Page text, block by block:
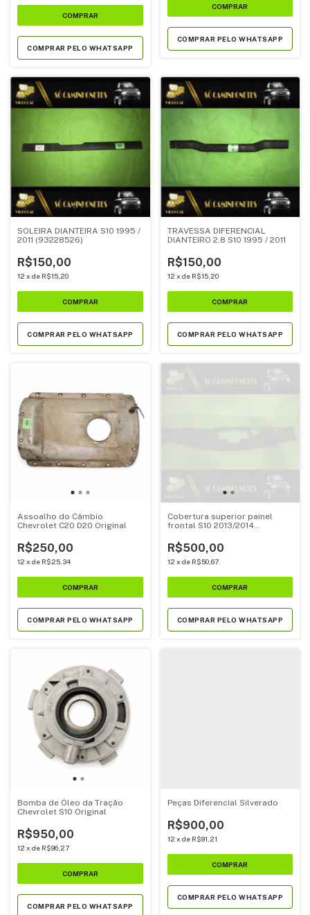
COMPRAR PELO WHATSAPP
COMPRAR PELO WHATSAPP
SOLEIRA DIANTEIRA S10 1995 /
2011 (93228526)
R$150,00
12 x de R$15,20
COMPRAR PELO WHATSAPP
TRAVESSA DIFERENCIAL
DIANTEIRO 2.8 S10 1995 / 2011
R$150,00
12 x de R$15,20
COMPRAR PELO WHATSAPP
Assoalho do Câmbio
Chevrolet C20 D20 Original
R$250,00
12 x de R$25,34
COMPRAR PELO WHATSAPP
Cobertura superior painel
frontal S10 2013/2014
R$500,00
12 x de R$50,67
COMPRAR PELO WHATSAPP
Bomba de Óleo da Tração
Chevrolet S10 Original
R$950,00
12 x de R$96,27
COMPRAR PELO WHATSAPP
Peças Diferencial Silverado
R$900,00
12 x de R$91,21
COMPRAR PELO WHATSAPP